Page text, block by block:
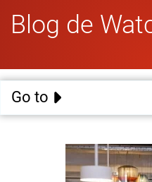
Blog de
Go to